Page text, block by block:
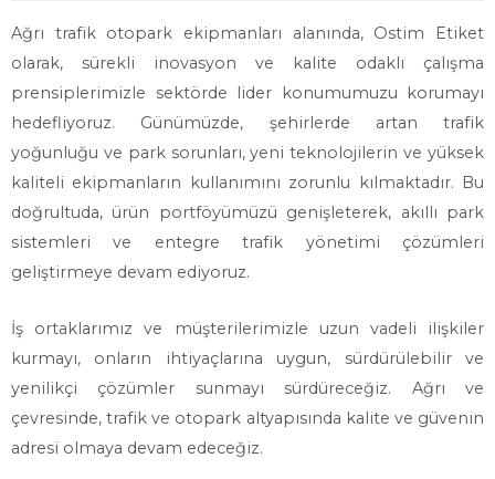
Ağrı trafik otopark ekipmanları alanında, Ostim Etiket
olarak, sürekli inovasyon ve kalite odaklı çalışma
prensiplerimizle sektörde lider konumumuzu korumayı
hedefliyoruz. Günümüzde, şehirlerde artan trafik
yoğunluğu ve park sorunları, yeni teknolojilerin ve yüksek
kaliteli ekipmanların kullanımını zorunlu kılmaktadır. Bu
doğrultuda, ürün portföyümüzü genişleterek, akıllı park
sistemleri ve entegre trafik yönetimi çözümleri
geliştirmeye devam ediyoruz.
İş ortaklarımız ve müşterilerimizle uzun vadeli ilişkiler
kurmayı, onların ihtiyaçlarına uygun, sürdürülebilir ve
yenilikçi çözümler sunmayı sürdüreceğiz. Ağrı ve
çevresinde, trafik ve otopark altyapısında kalite ve güvenin
adresi olmaya devam edeceğiz.